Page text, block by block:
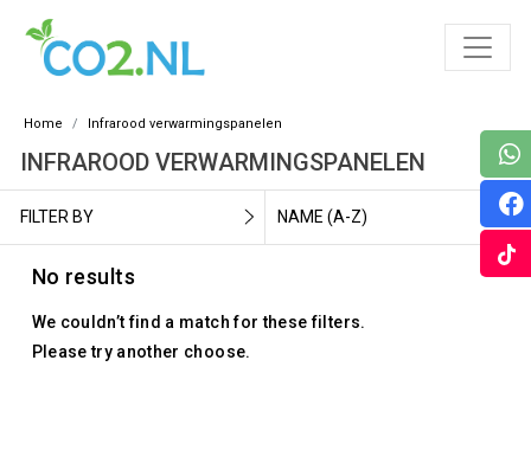
Home Infrarood verwarmingspanelen
INFRAROOD VERWARMINGSPANELEN
FILTER BY NAME (A-Z)
No results
We couldn’t find a match for these filters.
Please try another choose.